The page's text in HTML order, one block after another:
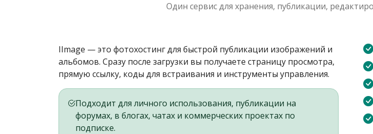
Один сервис для хранения, публикации,
IImage — это фотохостинг для быстрой публикации изображений и
альбомов. Сразу после загрузки вы получаете страницу просмотра,
прямую ссылку, коды для встраивания и инструменты управления.
Подходит для личного использования, публикации на
форумах, в блогах, чатах и коммерческих проектах по
подписке.